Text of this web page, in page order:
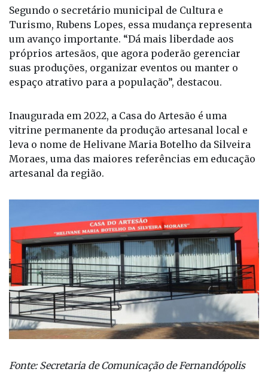
Segundo o secretário municipal de Cultura e
Turismo, Rubens Lopes, essa mudança representa
um avanço importante. “Dá mais liberdade aos
próprios artesãos, que agora poderão gerenciar
suas produções, organizar eventos ou manter o
espaço atrativo para a população”, destacou.
Inaugurada em 2022, a Casa do Artesão é uma
vitrine permanente da produção artesanal local e
leva o nome de Helivane Maria Botelho da Silveira
Moraes, uma das maiores referências em educação
artesanal da região.
Fonte: Secretaria de Comunicação de Fernandópolis